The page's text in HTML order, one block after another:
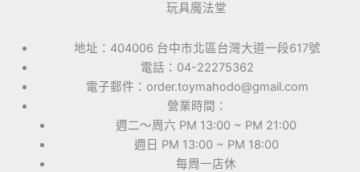
玩具魔法堂
地址：404006 台中市北區台灣大道一段617號
電話：04-22275362
電子郵件：order.toymahodo@gmail.com
營業時間：
週二～周六 PM 13:00 ~ PM 21:00
週日 PM 13:00 ~ PM 18:00
每周一店休